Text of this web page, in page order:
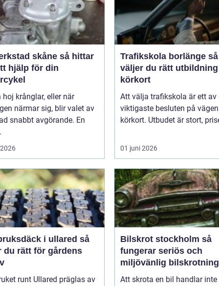
skåne så hittar
hjälp för din
hoj krånglar, eller när
närmar sig, blir valet av
snabbt avgörande. En
Trafikskola borlänge så
väljer du rätt
körkort
Att välja trafikskola är ett av
viktigaste besluten på
körkort. Utbudet är stort,
01 juni 2026
i ullared så
du rätt för gårdens
runt Ullared präglas av
Bilskrot stockholm så
fungerar seriös och
miljövänlig bilskrotning
Att skrota en bil handlar inte